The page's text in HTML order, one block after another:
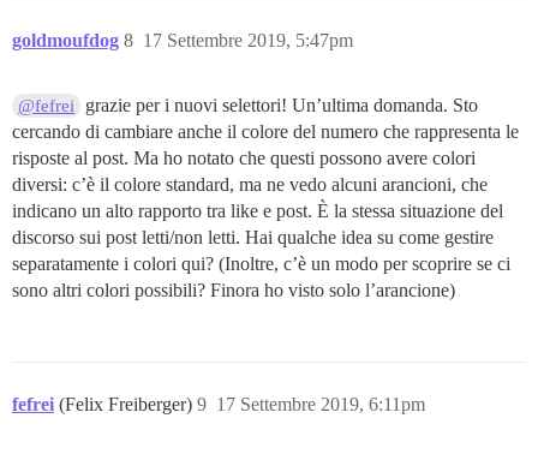
goldmoufdog 17 Settembre 2019, 5:47pm
8
@fefrei
grazie per i nuovi selettori! Un’ultima domanda. Sto
cercando di cambiare anche il colore del numero che rappresenta le
risposte al post. Ma ho notato che questi possono avere colori
diversi: c’è il colore standard, ma ne vedo alcuni arancioni, che
indicano un alto rapporto tra like e post. È la stessa situazione del
discorso sui post letti/non letti. Hai qualche idea su come gestire
separatamente i colori qui? (Inoltre, c’è un modo per scoprire se ci
sono altri colori possibili? Finora ho visto solo l’arancione)
fefrei (Felix Freiberger) 17 Settembre 2019, 6:11pm
9